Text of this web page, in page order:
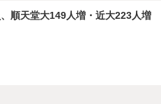
順天堂大149人増・近大223人増